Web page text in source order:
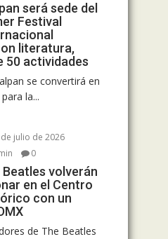
será sede del
Festival
literatura,
50 actividades
se convertirá en
la...
julio de 2026
0
Beatles volverán
en el Centro
con un
de The Beatles